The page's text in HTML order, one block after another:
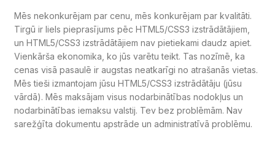
Mēs nekonkurējam par cenu, mēs konkurējam par kvalitāti.
Tirgū ir liels pieprasījums pēc HTML5/CSS3 izstrādātājiem,
un HTML5/CSS3 izstrādātājiem nav pietiekami daudz apiet.
Vienkārša ekonomika, ko jūs varētu teikt. Tas nozīmē, ka
cenas visā pasaulē ir augstas neatkarīgi no atrašanās vietas.
Mēs tieši izmantojam jūsu HTML5/CSS3 izstrādātāju (jūsu
vārdā). Mēs maksājam visus nodarbinātības nodokļus un
nodarbinātības iemaksu valstij. Tev bez problēmām. Nav
sarežģīta dokumentu apstrāde un administratīvā problēmu.